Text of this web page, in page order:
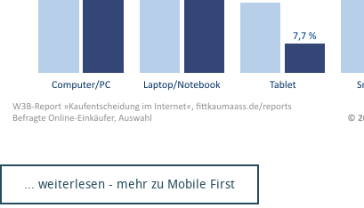
... weiterlesen - mehr zu Mobile First